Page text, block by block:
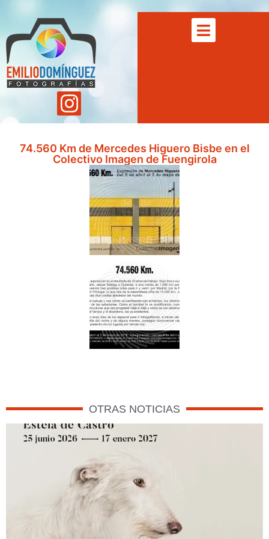
74.560 Km de Mercedes Higuero Bisbe en el
Colectivo Imagen de Fuengirola
OTRAS NOTICIAS